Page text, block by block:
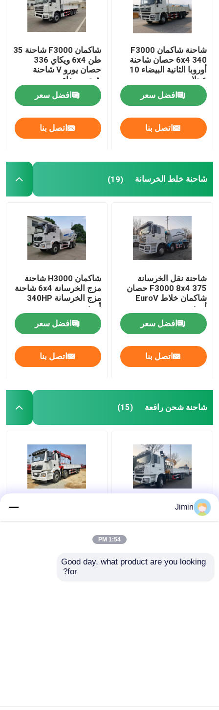
شاحنة شاكمان F3000
6x4 340 حصان شاحنة
أوروبا الثانية البيضاء 10
عجلات
افضل سعر
اتصل بنا
شاكمان F3000 شاحنة 35
طن 6x4 ويكاي 336
حصان يورو V شاحنة
شحن بيضاء
افضل سعر
اتصل بنا
شاحنة خلط الخرسانة (19)
شاحنة نقل الخرسانة
F3000 8x4 375 حصان
شاكمان خلاط EuroV
أبيض
افضل سعر
اتصل بنا
شاكمان H3000 شاحنة
مزج الخرسانة 6x4 شاحنة
مزج الخرسانة 340HP
أبيض
افضل سعر
اتصل بنا
شاحنة شحن رافعة (15)
2
Jimin
1:54 PM
Good day, what product are you looking
for?